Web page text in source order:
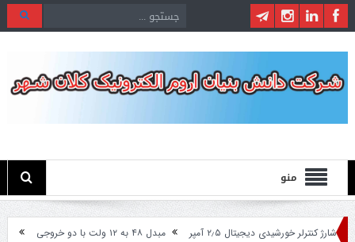
منو
شارژ کنترلر خورشیدی دیجیتال ۲٫۵ آمپر مبدل ۴۸ به ۱۲ ولت با دو خروجی مبدل ۲۴ ولت به ۱۲ ولت مخصوص ماشین های سنگین